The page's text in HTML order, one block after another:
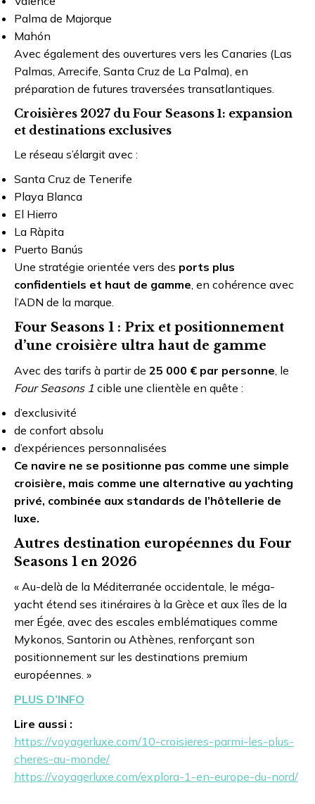
Palma de Majorque
Mahón
Avec également des ouvertures vers les Canaries (Las
Palmas, Arrecife, Santa Cruz de La Palma), en
préparation de futures traversées transatlantiques.
Croisières 2027 du Four Seasons 1: expansion
et destinations exclusives
Le réseau s’élargit avec :
Santa Cruz de Tenerife
Playa Blanca
El Hierro
La Ràpita
Puerto Banús
Une stratégie orientée vers des ports plus
confidentiels et haut de gamme, en cohérence avec
l’ADN de la marque.
Four Seasons 1 : Prix et positionnement
d’une croisière ultra haut de gamme
Avec des tarifs à partir de 25 000 € par personne, le
Four Seasons 1 cible une clientèle en quête :
d’exclusivité
de confort absolu
d’expériences personnalisées
Ce navire ne se positionne pas comme une simple
croisière, mais comme une alternative au yachting
privé, combinée aux standards de l’hôtellerie de
luxe.
Autres destination européennes du Four
Seasons 1 en 2026
« Au-delà de la Méditerranée occidentale, le méga-
yacht étend ses itinéraires à la Grèce et aux îles de la
mer Égée, avec des escales emblématiques comme
Mykonos, Santorin ou Athènes, renforçant son
positionnement sur les destinations premium
européennes. »
PLUS D’INFO
Lire aussi :
https://voyagerluxe.com/10-croisieres-parmi-les-plus-
cheres-au-monde/
https://voyagerluxe.com/explora-1-en-europe-du-nord/